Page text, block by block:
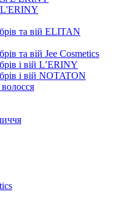
та вій ELITAN
та вій Jee Cosmetics
і вій L’ERINY
і вій NOTATON